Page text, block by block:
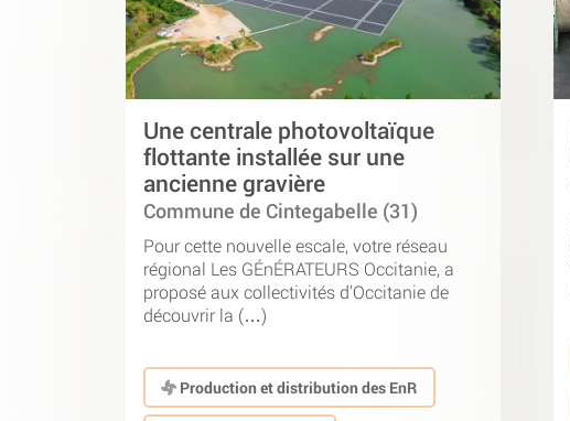
Une centrale photovoltaïque
flottante installée sur une
ancienne gravière
Commune de Cintegabelle (31)
Pour cette nouvelle escale, votre réseau
régional Les GÉnÉRATEURS Occitanie, a
proposé aux collectivités d’Occitanie de
découvrir la (…)
Production et distribution des EnR